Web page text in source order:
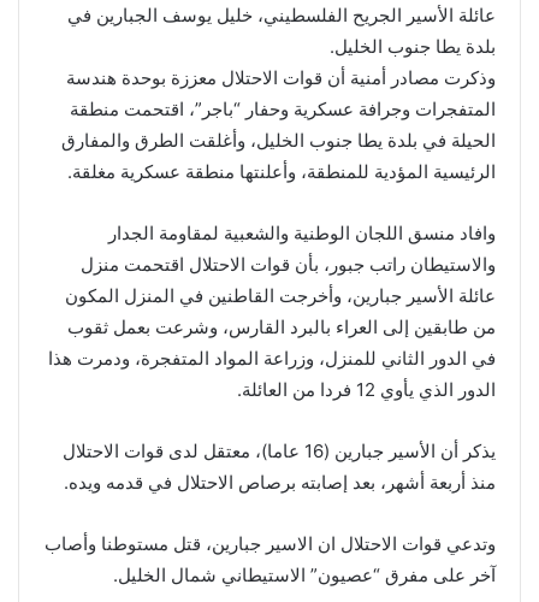
عائلة الأسير الجريح الفلسطيني، خليل يوسف الجبارين في
بلدة يطا جنوب الخليل.
وذكرت مصادر أمنية أن قوات الاحتلال معززة بوحدة هندسة
المتفجرات وجرافة عسكرية وحفار “باجر”، اقتحمت منطقة
الحيلة في بلدة يطا جنوب الخليل، وأغلقت الطرق والمفارق
الرئيسية المؤدية للمنطقة، وأعلنتها منطقة عسكرية مغلقة.
وافاد منسق اللجان الوطنية والشعبية لمقاومة الجدار
والاستيطان راتب جبور، بأن قوات الاحتلال اقتحمت منزل
عائلة الأسير جبارين، وأخرجت القاطنين في المنزل المكون
من طابقين إلى العراء بالبرد القارس، وشرعت بعمل ثقوب
في الدور الثاني للمنزل، وزراعة المواد المتفجرة، ودمرت هذا
الدور الذي يأوي 12 فردا من العائلة.
يذكر أن الأسير جبارين (16 عاما)، معتقل لدى قوات الاحتلال
منذ أربعة أشهر، بعد إصابته برصاص الاحتلال في قدمه ويده.
وتدعي قوات الاحتلال ان الاسير جبارين، قتل مستوطنا وأصاب
آخر على مفرق “عصيون” الاستيطاني شمال الخليل.